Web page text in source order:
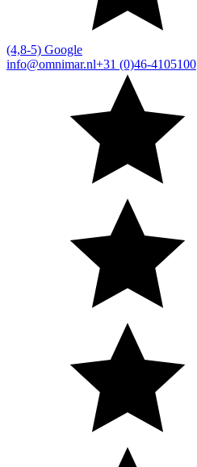
(4,8-5) Google
info@omnimar.nl+31 (0)46-4105100